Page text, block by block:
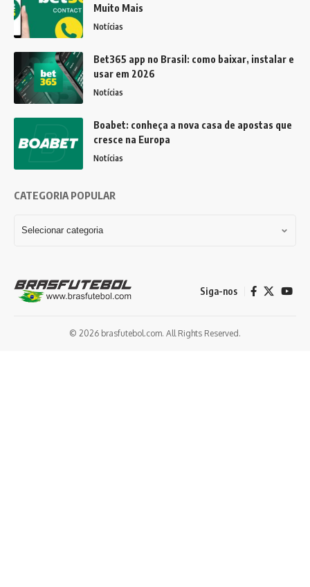
Muito Mais
Notícias
Bet365 app no Brasil: como baixar, instalar e
usar em 2026
Notícias
Boabet: conheça a nova casa de apostas que
cresce na Europa
Notícias
CATEGORIA POPULAR
Siga-nos
© 2026 brasfutebol.com. All Rights Reserved.